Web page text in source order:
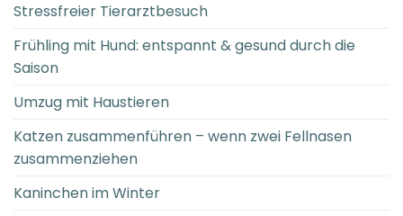
Stressfreier Tierarztbesuch
Frühling mit Hund: entspannt & gesund durch die
Saison
Umzug mit Haustieren
Katzen zusammenführen – wenn zwei Fellnasen
zusammenziehen
Kaninchen im Winter